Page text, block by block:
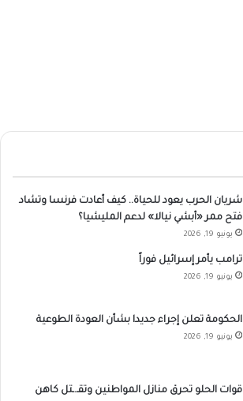
شريان الحرب يعود للحياة.. كيف أعادت فرنسا وتشاد
فتح ممر «أبشي نيالا» لدعم المليشيا؟
يونيو 19, 2026
ترامب يأمر إسرائيل فوراً
يونيو 19, 2026
الحكومة تعلن إجراء جديدا بشأن العودة الطوعية
يونيو 19, 2026
قوات الحلو تحرق منازل المواطنين وتقـ.ـتل كاهن